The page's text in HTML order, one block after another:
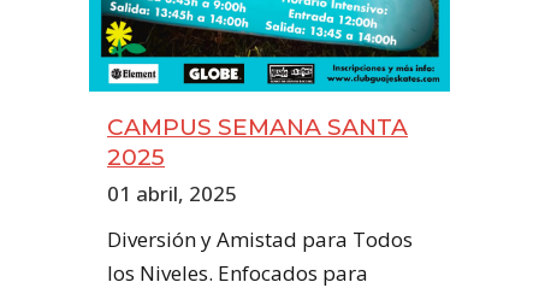
CAMPUS SEMANA SANTA
2025
01 abril, 2025
Diversión y Amistad para Todos
los Niveles. Enfocados para